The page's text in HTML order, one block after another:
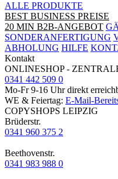
ALLE PRODUKTE
BEST BUSINESS PREISE
20 MIN B2B-ANGEBOT
SONDERANFERTIGUNG
ABHOLUNG HILFE
Kontakt
ONLINESHOP -
0341 442 509 0
Mo-Fr 9-16 Uhr direkt
WE & Feiertag: E-Mail-
COPYSHOPS LEIPZIG
Brüderstr.
0341 960 375 2
Beethovenstr.
0341 983 988 0